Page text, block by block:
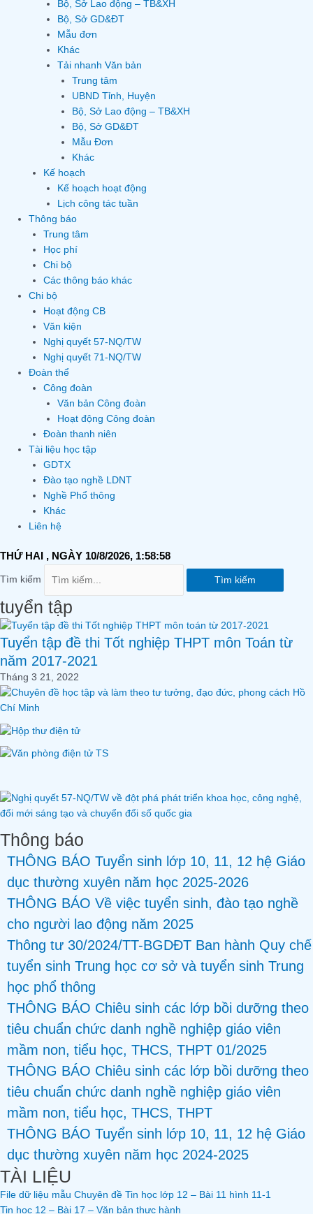
Bộ, Sở Lao động – TB&XH
Bộ, Sở GD&ĐT
Mẫu đơn
Khác
Tải nhanh Văn bản
Trung tâm
UBND Tỉnh, Huyện
Bộ, Sở Lao động – TB&XH
Bộ, Sở GD&ĐT
Mẫu Đơn
Khác
Kế hoạch
Kế hoạch hoạt động
Lịch công tác tuần
Thông báo
Trung tâm
Học phí
Chi bộ
Các thông báo khác
Chi bộ
Hoạt động CB
Văn kiện
Nghị quyết 57-NQ/TW
Nghị quyết 71-NQ/TW
Đoàn thể
Công đoàn
Văn bản Công đoàn
Hoạt động Công đoàn
Đoàn thanh niên
Tài liệu học tập
GDTX
Đào tạo nghề LDNT
Nghề Phổ thông
Khác
Liên hệ
THỨ HAI , NGÀY 10/8/2026, 1:58:58
Tìm kiếm Tìm kiếm
tuyển tập
Tuyển tập đề thi Tốt nghiệp THPT môn Toán từ
năm 2017-2021
Tháng 3 21, 2022
Thông báo
THÔNG BÁO Tuyển sinh lớp 10, 11, 12 hệ Giáo
dục thường xuyên năm học 2025-2026
THÔNG BÁO Về việc tuyển sinh, đào tạo nghề
cho người lao động năm 2025
Thông tư 30/2024/TT-BGDĐT Ban hành Quy chế
tuyển sinh Trung học cơ sở và tuyển sinh Trung
học phổ thông
THÔNG BÁO Chiêu sinh các lớp bồi dưỡng theo
tiêu chuẩn chức danh nghề nghiệp giáo viên
mầm non, tiểu học, THCS, THPT 01/2025
THÔNG BÁO Chiêu sinh các lớp bồi dưỡng theo
tiêu chuẩn chức danh nghề nghiệp giáo viên
mầm non, tiểu học, THCS, THPT
THÔNG BÁO Tuyển sinh lớp 10, 11, 12 hệ Giáo
dục thường xuyên năm học 2024-2025
TÀI LIỆU
File dữ liệu mẫu Chuyên đề Tin học lớp 12 – Bài 11 hình 11-1
Tin học 12 – Bài 17 – Văn bản thực hành